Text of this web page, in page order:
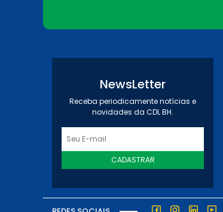
NewsLetter
Receba periodicamente notícias e
novidades da CDL BH.
CADASTRAR